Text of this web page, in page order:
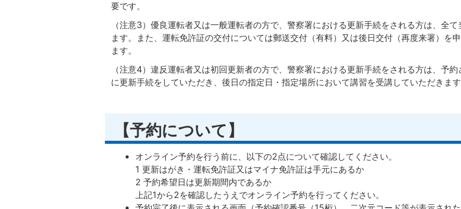
要です。
（注意3）優良運転者又は一般運転者の方で、警察署における更新手続をされる方は、全て
ます。また、運転免許証の交付については郵送交付（有料）又は後日交付（再度来署）を
ます。
（注意4）違反運転者又は初回更新者の方で、警察署における更新手続をされる方は、予
に更新手続をしていただき、後日の指定日・指定場所において講習を受講していただきます
【予約について】
オンライン予約を行う前に、以下の2点について確認してください。
1 更新はがき・運転免許証又はマイナ免許証は手元にあるか
2 予約希望日は更新期間内であるか
上記1から2を確認したうえでオンライン予約を行ってください。